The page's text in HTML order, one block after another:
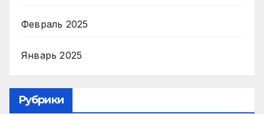
Февраль 2025
Январь 2025
Рубрики